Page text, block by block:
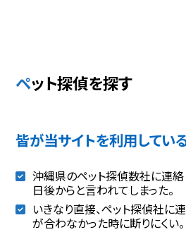
ペット探偵を探す
皆が当サイトを利用してい
沖縄県のペット探偵数社に連
日後からと言われてしまった。
いきなり直接、ペット探偵社に
が合わなかった時に断りにくい。